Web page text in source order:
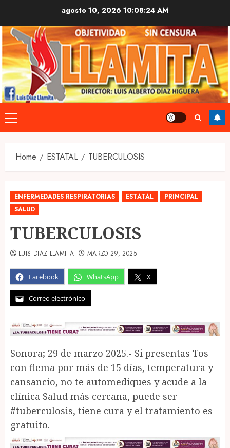
content
agosto 10, 2026 10:08:25 AM
Primary
Menu
Home ESTATAL TUBERCULOSIS
ENFERMEDADES RESPIRATORIAS ESTATAL
PRINCIPAL
SALUD
TUBERCULOSIS
Facebook WhatsApp X
Correo electrónico
LUIS DIAZ LLAMITA MARZO 29, 2025
Sonora; 29 de marzo 2025.- Si presentas Tos
con flema por más de 15 días, temperatura y
cansancio, no te automediques y acude a la
clínica Salud más cercana, puede ser
#tuberculosis, tiene cura y el tratamiento es
gratuito.